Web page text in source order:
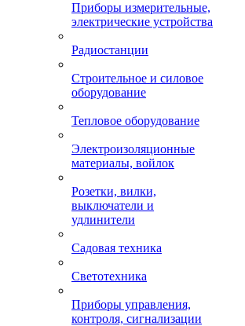
Приборы измерительные,
электрические устройства
Радиостанции
Строительное и силовое
оборудование
Тепловое оборудование
Электроизоляционные
материалы, войлок
Розетки, вилки,
выключатели и
удлинители
Садовая техника
Светотехника
Приборы управления,
контроля, сигнализации